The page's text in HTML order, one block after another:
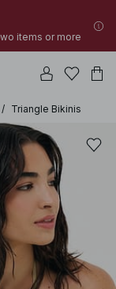
items or more
/ Triangle Bikinis